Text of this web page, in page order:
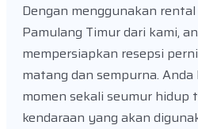
Dengan menggunakan
Pamulang Timur dari kami,
mempersiapkan resepsi
matang dan sempurna.
momen sekali seumur hidup
kendaraan yang akan